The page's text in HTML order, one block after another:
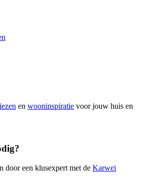
en wooninspiratie voor jouw huis en
door een klusexpert met de Karwei